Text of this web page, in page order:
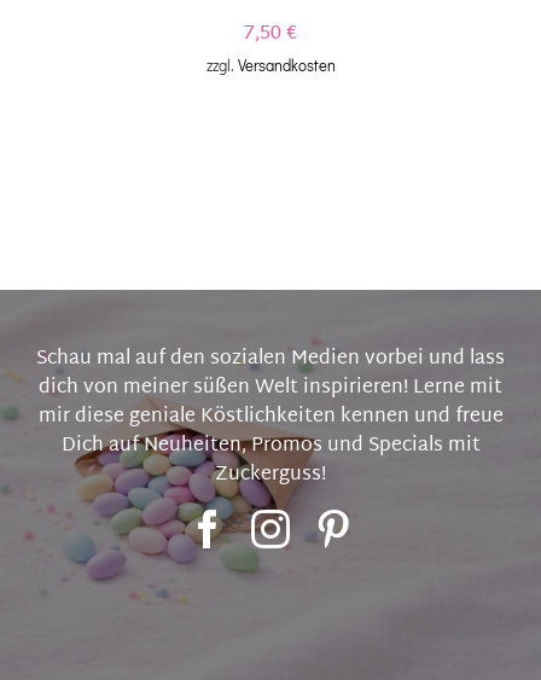
7,50€
zzgl. Versandkosten
Schau mal auf den sozialen Medien vorbei und lass
dich von meiner süßen Welt inspirieren! Lerne mit
mir diese geniale Köstlichkeiten kennen und freue
Dich auf Neuheiten, Promos und Specials mit
Zuckerguss!